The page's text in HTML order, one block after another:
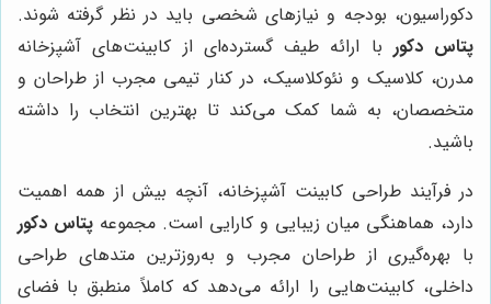
دکوراسیون، بودجه و نیازهای شخصی باید در نظر گرفته شوند.
پتاس دکور با ارائه طیف گسترده‌ای از کابینت‌های آشپزخانه
مدرن، کلاسیک و نئوکلاسیک، در کنار تیمی مجرب از طراحان و
متخصصان، به شما کمک می‌کند تا بهترین انتخاب را داشته
باشید.
در فرآیند طراحی کابینت آشپزخانه، آنچه بیش از همه اهمیت
دارد، هماهنگی میان زیبایی و کارایی است. مجموعه پتاس دکور
با بهره‌گیری از طراحان مجرب و به‌روزترین متدهای طراحی
داخلی، کابینت‌هایی را ارائه می‌دهد که کاملاً منطبق با فضای